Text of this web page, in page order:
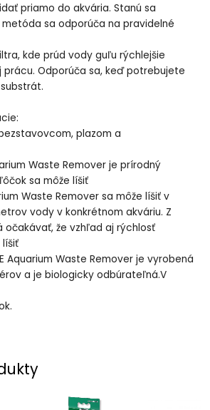
priamo do akvária. Stanú sa
sa odporúča na pravidelné
kde prúd vody guľu rýchlejšie
prácu. Odporúča sa, keď potrebujete
plazom a
Waste Remover je prírodný
sa môže líšiť
Waste Remover sa môže líšiť v
vody v konkrétnom akváriu. Z
že vzhľad aj rýchlosť
líšiť
Aquarium Waste Remover je vyrobená
a je biologicky odbúrateľná.V